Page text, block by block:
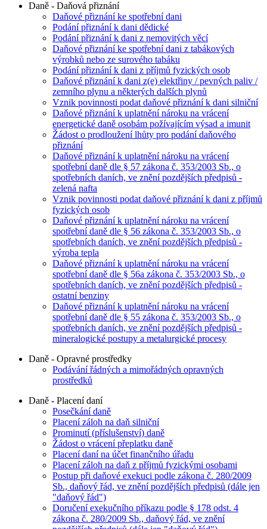
Daně - Daňová přiznání
Daňové přiznání ke spotřební dani
Podání přiznání k dani dědické
Podání přiznání k dani z nemovitých věcí
Daňové přiznání ke spotřební dani z tabákových
výrobků nebo ze surového tabáku
Podání přiznání k dani z příjmů fyzických osob
Daňové přiznání k dani z(e) elektřiny / pevných paliv /
zemního plynu a některých dalších plynů
Vznik povinnosti podat daňové přiznání k dani silniční
Daňové přiznání k uplatnění nároku na vrácení
energetické daně osobám požívajícím výsad a imunit
Žádost o prodloužení lhůty pro podání daňového
přiznání
Daňové přiznání k uplatnění nároku na vrácení
spotřební daně dle § 57 zákona č. 353/2003 Sb., o
spotřebních daních, ve znění pozdějších předpisů -
zelená nafta
Vznik povinnosti podat daňové přiznání k dani z příjmů
fyzických osob
Daňové přiznání k uplatnění nároku na vrácení
spotřební daně dle § 56 zákona č. 353/2003 Sb., o
spotřebních daních, ve znění pozdějších předpisů -
výroba tepla
Daňové přiznání k uplatnění nároku na vrácení
spotřební daně dle § 56a zákona č. 353/2003 Sb., o
spotřebních daních, ve znění pozdějších předpisů -
ostatní benziny
Daňové přiznání k uplatnění nároku na vrácení
spotřební daně dle § 55 zákona č. 353/2003 Sb., o
spotřebních daních, ve znění pozdějších předpisů -
mineralogické postupy a metalurgické procesy
Daně - Opravné prostředky
Podávání řádných a mimořádných opravných
prostředků
Daně - Placení daní
Posečkání daně
Placení záloh na daň silniční
Prominutí (příslušenství) daně
Žádost o vrácení přeplatku daně
Placení daní na účet finančního úřadu
Placení záloh na daň z příjmů fyzickými osobami
Postup při daňové exekuci podle zákona č. 280/2009
Sb., daňový řád, ve znění pozdějších předpisů (dále jen
"daňový řád")
Doručení exekučního příkazu podle § 178 odst. 4
zákona č. 280/2009 Sb., daňový řád, ve znění